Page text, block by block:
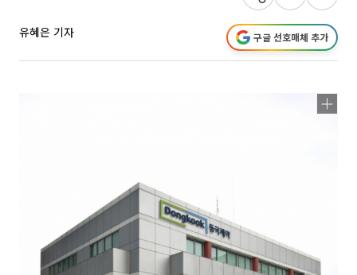
유혜은 기자 구글 선호매체 추가